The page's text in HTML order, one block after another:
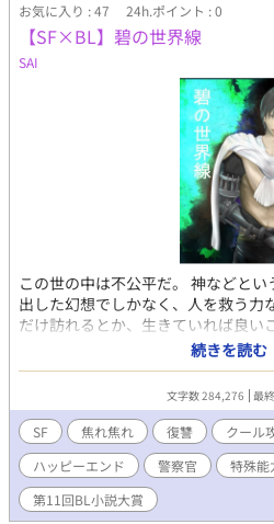
お気に入り : 47 24h.ポイント : 0
【SF×BL】碧の世界線
SAI
この世の中は不公平だ。 神などと
出した幻想でしかなく、人を救う力
だけ訪れるとか、生きていれば良い
のはそうであって欲しいという願望
こんなことになっているのだ。 た
くした藤丘樹は絶望の淵に立たさ
い、ひとりぼっちのアパートで畳に
でもいいとさえ思っていた。あの声
召喚された碧色の空を持つ世界。そ
った。 全ては妹の仇を取るために。
トルSF小説 ※ 表紙の絵が間に合わ
表紙も更新します(汗) ※ R18にはな
続きを読む
文字数 284,276 最
SF 焦れ焦れ 復讐 クール
ハッピーエンド
警察官
特殊能
第11回BL小説大賞